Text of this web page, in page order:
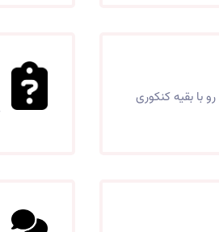
با بقیه کنکوری